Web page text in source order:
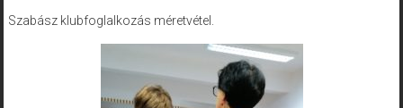
Szabász klubfoglalkozás méretvétel.